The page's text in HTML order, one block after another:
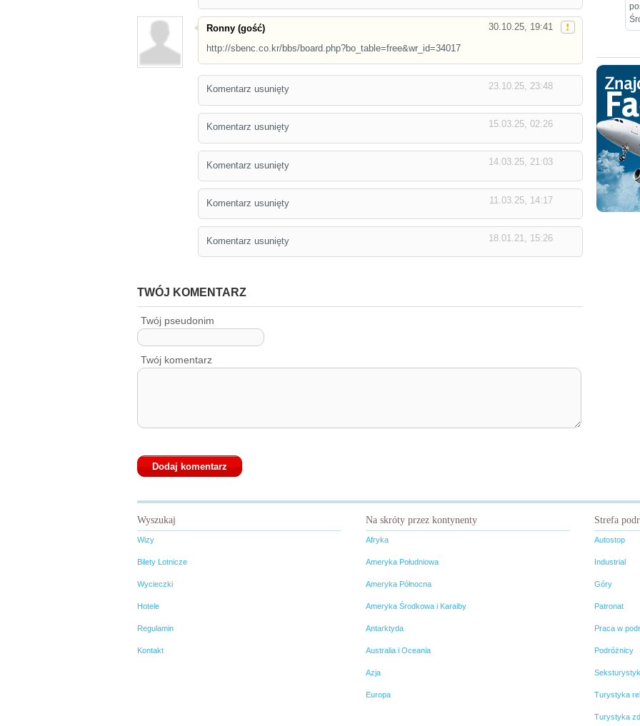
Ronny (gość) 30.10.25, 19:41
http://sbenc.co.kr/bbs/board.php?bo_table=free&wr_id=34017
23.10.25, 23:48
Komentarz usunięty
15.03.25, 02:26
Komentarz usunięty
14.03.25, 21:03
Komentarz usunięty
11.03.25, 14:17
Komentarz usunięty
18.01.21, 15:26
Komentarz usunięty
TWÓJ KOMENTARZ
Twój pseudonim
Twój komentarz
Wyszukaj
Wizy
Bilety Lotnicze
Wycieczki
Hotele
Regulamin
Kontakt
Na skróty przez kontynenty
Afryka
Ameryka Południowa
Ameryka Północna
Ameryka Środkowa i Karaiby
Antarktyda
Australia i Oceania
Azja
Europa
Strefa
Autostop
Industrial
Góry
Patronat
Praca w
Podróżnicy
Turystyka
Turystyka